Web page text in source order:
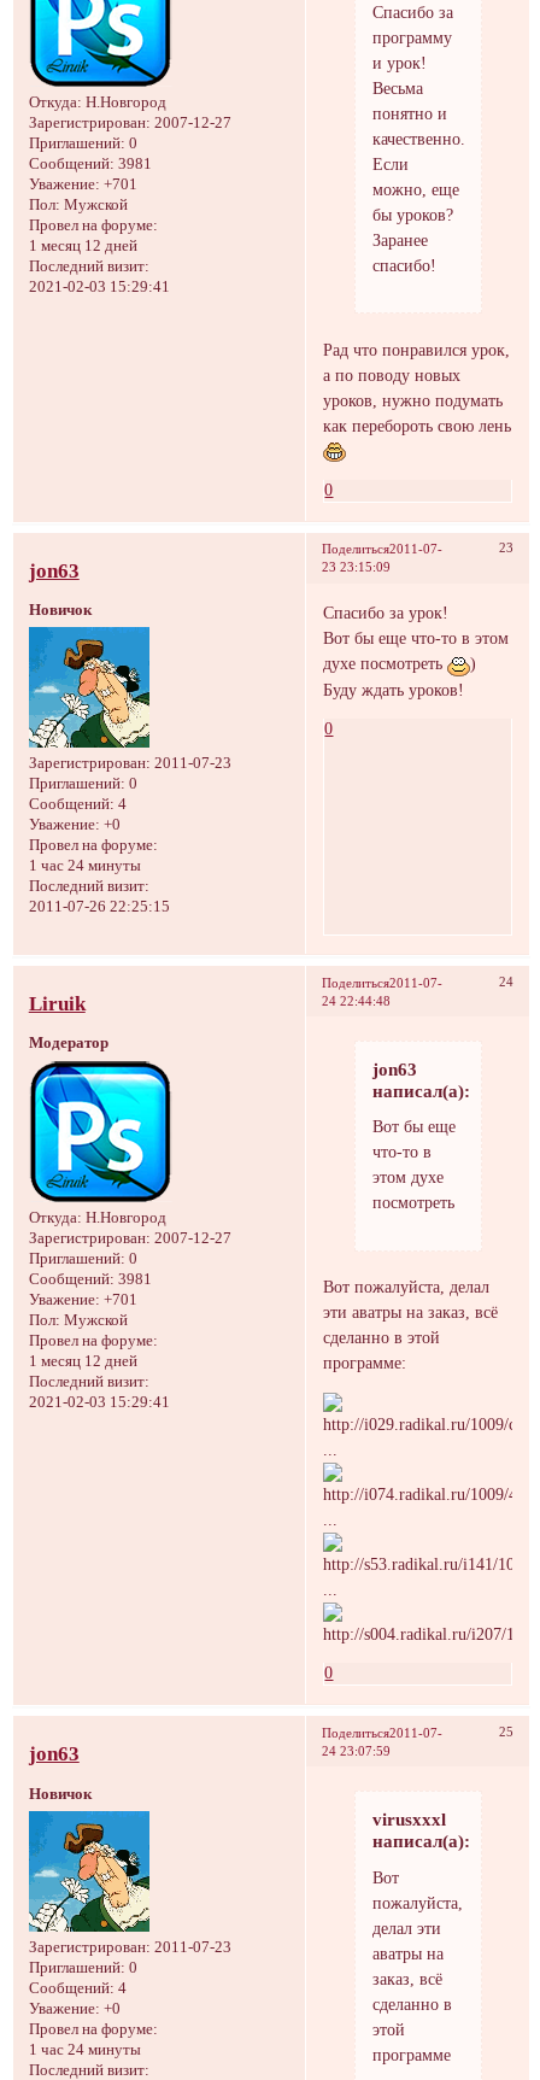
Откуда: Н.Новгород
Зарегистрирован: 2007-12-27
Приглашений: 0
Сообщений: 3981
Уважение: +701
Пол: Мужской
Провел на форуме:
1 месяц 12 дней
Последний визит:
2021-02-03 15:29:41
Спасибо за
программу
и урок!
Весьма
понятно и
качественно.
Если
можно, еще
бы уроков?
Заранее
спасибо!
Рад что понравился урок,
а по поводу новых
уроков, нужно подумать
как перебороть свою лень
0
Поделиться 23
2011-07-
23 23:15:09
jon63
Новичок
Зарегистрирован: 2011-07-23
Приглашений: 0
Сообщений: 4
Уважение: +0
Провел на форуме:
1 час 24 минуты
Последний визит:
2011-07-26 22:25:15
Спасибо за урок!
Вот бы еще что-то в этом
духе посмотреть
)
Буду ждать уроков!
0
Поделиться 24
2011-07-
24 22:44:48
Liruik
Модератор
Откуда: Н.Новгород
Зарегистрирован: 2007-12-27
Приглашений: 0
Сообщений: 3981
Уважение: +701
Пол: Мужской
Провел на форуме:
1 месяц 12 дней
Последний визит:
2021-02-03 15:29:41
jon63
написал(а):
Вот бы еще
что-то в
этом духе
посмотреть
Вот пожалуйста, делал
эти аватры на заказ, всё
сделанно в этой
программе:
0
Поделиться 25
2011-07-
24 23:07:59
jon63
Новичок
Зарегистрирован: 2011-07-23
Приглашений: 0
Сообщений: 4
Уважение: +0
Провел на форуме:
1 час 24 минуты
Последний визит:
virusxxxl
написал(а):
Вот
пожалуйста,
делал эти
аватры на
заказ, всё
сделанно в
этой
программе